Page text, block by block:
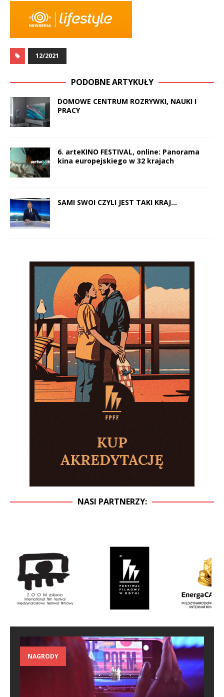
12/2021
PODOBNE ARTYKUŁY
DOMOWE CENTRUM ROZRYWKI, NAUKI I
PRACY
6. arteKINO FESTIVAL, online: Panorama
kina europejskiego w 32 krajach
SAMI SWOI CZYLI JEST TAKI KRAJ…
NASI PARTNERZY:
NAGRODY